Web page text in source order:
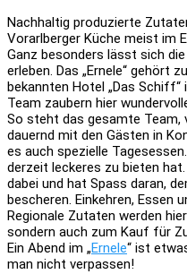
Nachhaltig produzierte
Vorarlberger Küche meist im
Ganz besonders lässt sich die
erleben. Das „Ernele“ gehört
bekannten Hotel „Das Schiff“
Team zaubern hier
So steht das gesamte Team,
dauernd mit den Gästen in
es auch spezielle
derzeit leckeres zu bieten
dabei und hat Spass daran,
bescheren. Einkehren, Essen
Regionale Zutaten werden
sondern auch zum Kauf für
Ein Abend im „Ernele“ ist
man nicht verpassen!